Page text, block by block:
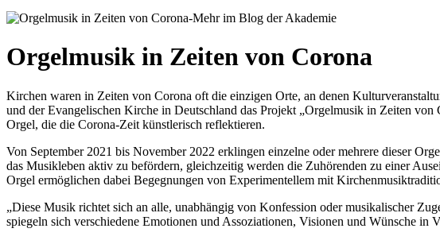
Orgelmusik in Zeiten von Corona
Kirchen waren in Zeiten von Corona oft die einzigen Orte, an denen
und der Evangelischen Kirche in Deutschland das Projekt „Orgelmusik in Zeiten
Orgel, die die Corona-Zeit künstlerisch reflektieren.
Von September 2021 bis November 2022 erklingen einzelne oder mehrere dieser
das Musikleben aktiv zu befördern, gleichzeitig werden die Zuhörenden zu einer
Orgel ermöglichen dabei Begegnungen von Experimentellem mit
„Diese Musik richtet sich an alle, unabhängig von Konfession oder musikalischer
spiegeln sich verschiedene Emotionen und Assoziationen, Visionen und Wünsche